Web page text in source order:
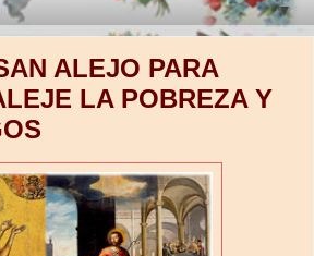
▼
ALEJO PARA
LA POBREZA Y